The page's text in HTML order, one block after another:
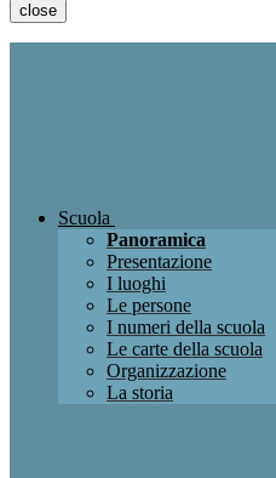
close
Scuola
Panoramica
Presentazione
I luoghi
Le persone
I numeri della scuola
Le carte della scuola
Organizzazione
La storia